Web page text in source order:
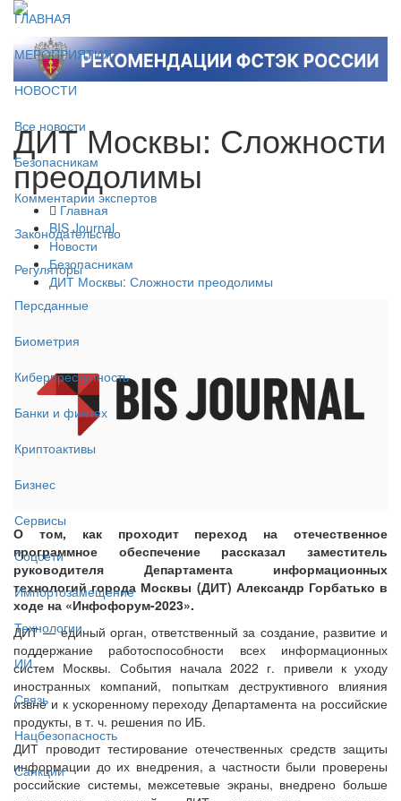
ГЛАВНАЯ
МЕРОПРИЯТИЯ
НОВОСТИ
Все новости
Безопасникам
Комментарии экспертов
Законодательство
Регуляторы
Персданные
Биометрия
Киберпреступность
Банки и финтех
Криптоактивы
Бизнес
Сервисы
Соцсети
Импортозамещение
Технологии
ИИ
Связь
Нацбезопасность
Санкции
ДИТ Москвы: Сложности
преодолимы
Главная
BIS Journal
Новости
Безопасникам
ДИТ Москвы: Сложности преодолимы
О том, как проходит переход на отечественное
программное обеспечение рассказал заместитель
руководителя Департамента информационных
технологий города Москвы (ДИТ) Александр Горбатько в
ходе на «Инфофорум-2023».
ДИТ — единый орган, ответственный за создание, развитие и
поддержание работоспособности всех информационных
систем Москвы. События начала 2022 г. привели к уходу
иностранных компаний, попыткам деструктивного влияния
извне и к ускоренному переходу Департамента на российские
продукты, в т. ч. решения по ИБ.
ДИТ проводит тестирование отечественных средств защиты
информации до их внедрения, а частности были проверены
российские системы, межсетевые экраны, внедрено больше